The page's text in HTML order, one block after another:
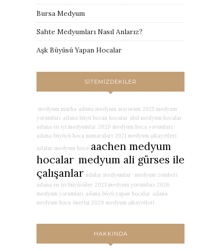
Bursa Medyum
Sahte Medyumları Nasıl Anlarız?
Aşk Büyüsü Yapan Hocalar
SITEMIZDEKILER
medyum marha adana medyum arıyorum 2025 medyum
yorumları adana büyü bozan hocalar abd medyum hocalar
adana en iyi medyumlar 2020 medyum hoca yorumları
adana büyücü hoca numaraları 2021 medyum şikayetleri
adalar medyum hoca aachen medyum
hocalar medyum ali gürses ile
çalışanlar adalar medyumlar
medyum zemheri
adana en iyi büyücüler 2023 medyum yorumları 2026
medyum yorumları adana büyü yapan hocalar adana
medyum hoca önerisi 2020 medyum şikayetleri
HAKKINDA